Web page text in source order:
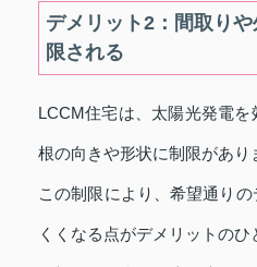
デメリット2：間取り
限される
LCCM住宅は、太陽光発電
根の向きや形状に制限があり
この制限により、希望通り
くくなる点がデメリットのひ